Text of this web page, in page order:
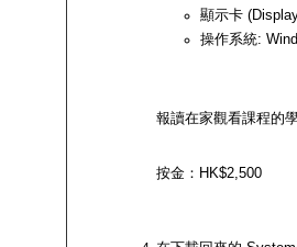
顯示卡
操作系統:
報讀在家觀看課程的
按金：HK$2,500